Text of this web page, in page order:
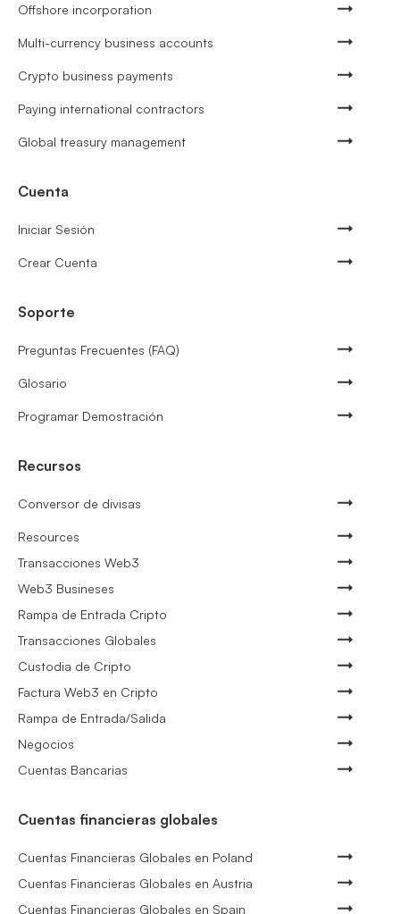
Offshore incorporation
Multi-currency business accounts
Crypto business payments
Paying international contractors
Global treasury management
Cuenta
Iniciar Sesión
Crear Cuenta
Soporte
Preguntas Frecuentes (FAQ)
Glosario
Programar Demostración
Recursos
Conversor de divisas
Resources
Transacciones Web3
Web3 Busineses
Rampa de Entrada Cripto
Transacciones Globales
Custodia de Cripto
Factura Web3 en Cripto
Rampa de Entrada/Salida
Negocios
Cuentas Bancarias
Cuentas financieras globales
Cuentas Financieras Globales en Poland
Cuentas Financieras Globales en Austria
Cuentas Financieras Globales en Spain